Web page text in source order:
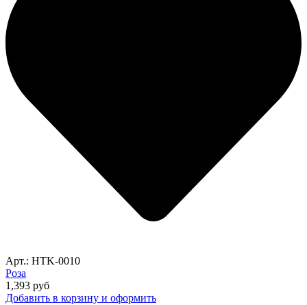
Арт.: HTK-0010
Роза
1,393 руб
Добавить в корзину и оформить